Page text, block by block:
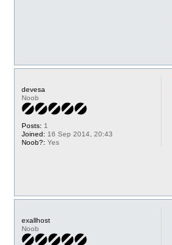
devesa
Noob
Posts: 1
Joined: 16 Sep 2014, 20:43
Noob?: Yes
exallhost
Noob